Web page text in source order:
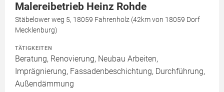
Malereibetrieb Heinz Rohde
Stäbelower weg 5, 18059 Fahrenholz (42km von 18059 Dorf
Mecklenburg)
TÄTIGKEITEN
Beratung, Renovierung, Neubau Arbeiten,
Imprägnierung, Fassadenbeschichtung, Durchführung,
Außendämmung